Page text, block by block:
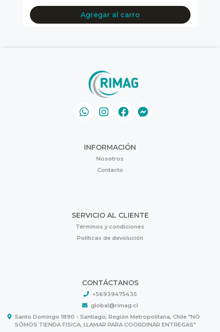
Agregar al carro
INFORMACIÓN
Nosotros
Contacto
SERVICIO AL CLIENTE
Términos y condiciones
Políticas de devolución
CONTÁCTANOS
+56939475435
global@rimag.cl
Santo Domingo 1890 - Santiago, Región Metropolitana, Chile "NO
SÓMOS TIENDA FISICA, LLAMAR PARA COORDINAR ENTREGAS"